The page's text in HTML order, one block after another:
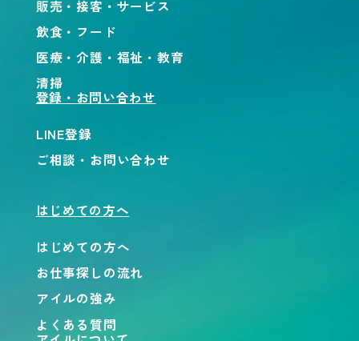
販売・接客・サービス
飲食・フード
医療・介護・福祉・教育
清掃
登録・お問い合わせ
LINE登録
ご相談・お問い合わせ
はじめての方へ
はじめての方へ
お仕事探しの流れ
アイルの強み
よくある質問